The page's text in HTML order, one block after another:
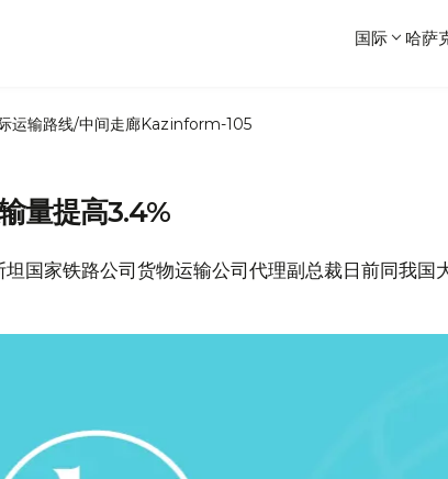
国际 哈萨
运输路线/中间走廊Kazinform-105
量提高3.4%
国家铁路公司货物运输公司代理副总裁日前同我国